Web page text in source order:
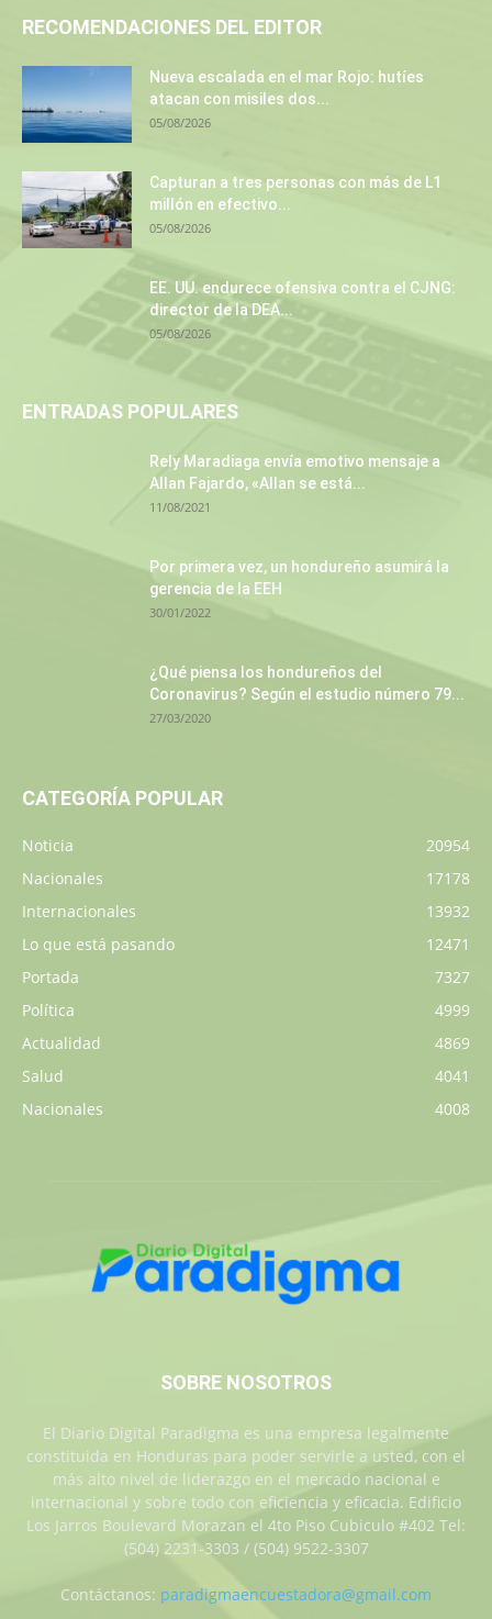
RECOMENDACIONES DEL EDITOR
Nueva escalada en el mar Rojo: hutíes
atacan con misiles dos...
05/08/2026
Capturan a tres personas con más de L1
millón en efectivo...
05/08/2026
EE. UU. endurece ofensiva contra el CJNG:
director de la DEA...
05/08/2026
ENTRADAS POPULARES
Rely Maradiaga envía emotivo mensaje a
Allan Fajardo, «Allan se está...
11/08/2021
Por primera vez, un hondureño asumirá la
gerencia de la EEH
30/01/2022
¿Qué piensa los hondureños del
Coronavirus? Según el estudio número 79...
27/03/2020
CATEGORÍA POPULAR
Noticia
20954
Nacionales
17178
Internacionales
13932
Lo que está pasando
12471
Portada
7327
Política
4999
Actualidad
4869
Salud
4041
Nacionales
4008
SOBRE NOSOTROS
El Diario Digital Paradigma es una empresa legalmente
constituida en Honduras para poder servirle a usted, con el
más alto nivel de liderazgo en el mercado nacional e
internacional y sobre todo con eficiencia y eficacia. Edificio
Los Jarros Boulevard Morazan el 4to Piso Cubiculo #402 Tel:
(504) 2231-3303 / (504) 9522-3307
Contáctanos: paradigmaencuestadora@gmail.com